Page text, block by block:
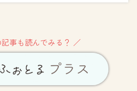
事も読んでみる？ ／